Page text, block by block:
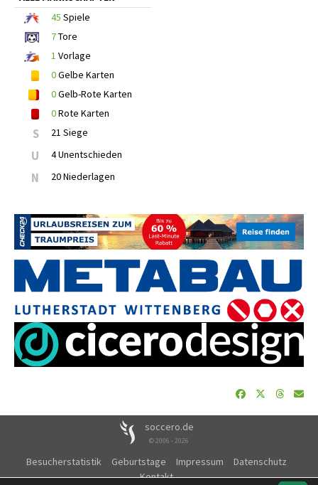
45 Spiele
7Tore
1 Vorlage
0Gelbe Karten
0Gelb-Rote Karten
0Rote Karten
S 21 Siege
U 4 Unentschieden
N 20 Niederlagen
soccero.de
© 2006 - 2026
Besucherstatistik Geburtstage Impressum
Datenschutz
Kontakt